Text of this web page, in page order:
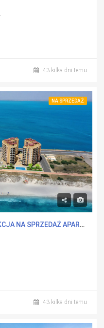
43 kilka dni temu
NA SPRZEDAŻ
3 SYPIALNIA NOWA KONSTRUKCJA NA SPRZEDAŻ APARTMENT W LA MANGA DEL MAR MENOR, MURCIA Z BASENEM
43 kilka dni temu